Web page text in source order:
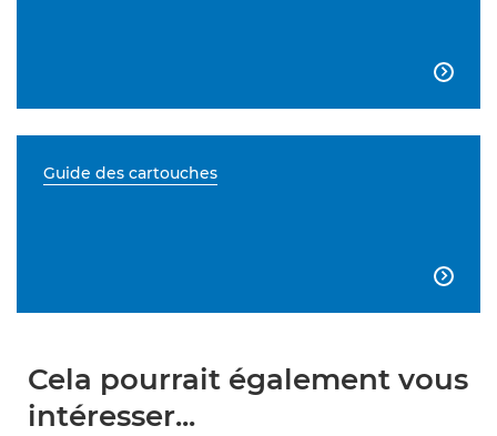

Guide des cartouches

Cela pourrait également vous
intéresser...